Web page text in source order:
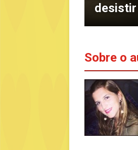
desistir
Sobre o